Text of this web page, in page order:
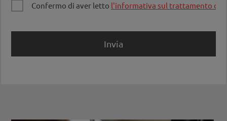
Confermo di aver letto l'informativa sul trattamento dei
Invia